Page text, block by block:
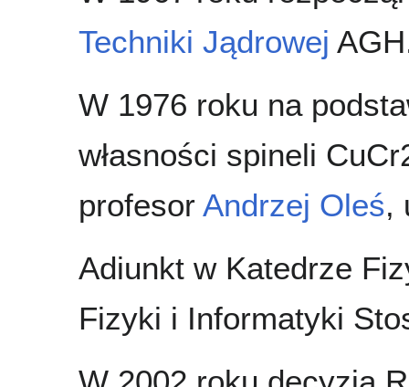
Techniki Jądrowej
W 1976 roku na
własności spineli
profesor Andrzej Oleś,
Adiunkt w Katedrze
Fizyki i Informatyki